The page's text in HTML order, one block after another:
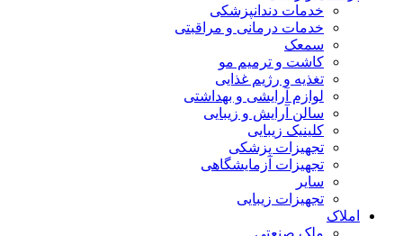
خدمات دندانپزشکی
خدمات درمانی و مراقبتی
سمعک
کاشت و ترمیم مو
تغذیه و رژیم غذایی
لوازم آرایشی و بهداشتی
سالن آرایش و زیبایی
کلینیک زیبایی
تجهیزات پزشکی
تجهیزات آزمایشگاهی
سایر
تجهیزات زیبایی
املاک